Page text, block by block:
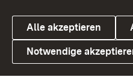
Link zum Landesportal
Alle akzeptieren
Notwendige